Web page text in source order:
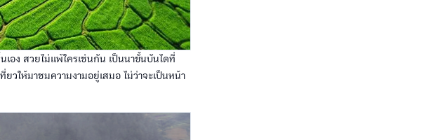
อง สวยไม่แพ้ใครเช่นกัน เป็นนาขั้นบันไดที่
วให้มาชมความงามอยู่เสมอ ไม่ว่าจะเป็นหน้า